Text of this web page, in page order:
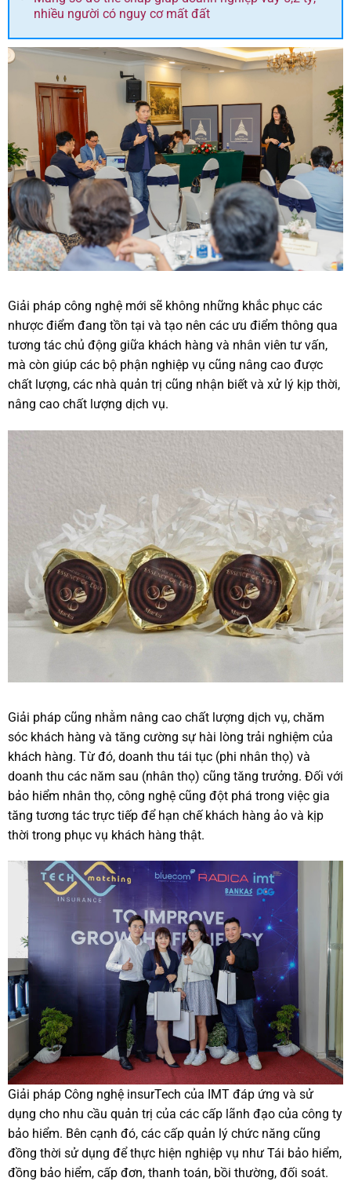
nhiều người có nguy cơ mất đất
Giải pháp công nghệ mới sẽ không những khắc phục các
nhược điểm đang tồn tại và tạo nên các ưu điểm thông qua
tương tác chủ động giữa khách hàng và nhân viên tư vấn,
mà còn giúp các bộ phận nghiệp vụ cũng nâng cao được
chất lượng, các nhà quản trị cũng nhận biết và xử lý kịp thời,
nâng cao chất lượng dịch vụ.
Giải pháp cũng nhằm nâng cao chất lượng dịch vụ, chăm
sóc khách hàng và tăng cường sự hài lòng trải nghiệm của
khách hàng. Từ đó, doanh thu tái tục (phi nhân thọ) và
doanh thu các năm sau (nhân thọ) cũng tăng trưởng. Đối với
bảo hiểm nhân thọ, công nghệ cũng đột phá trong việc gia
tăng tương tác trực tiếp để hạn chế khách hàng ảo và kịp
thời trong phục vụ khách hàng thật.
Giải pháp Công nghệ insurTech của IMT đáp ứng và sử
dụng cho nhu cầu quản trị của các cấp lãnh đạo của công ty
bảo hiểm. Bên cạnh đó, các cấp quản lý chức năng cũng
đồng thời sử dụng để thực hiện nghiệp vụ như Tái bảo hiểm,
đồng bảo hiểm, cấp đơn, thanh toán, bồi thường, đối soát.